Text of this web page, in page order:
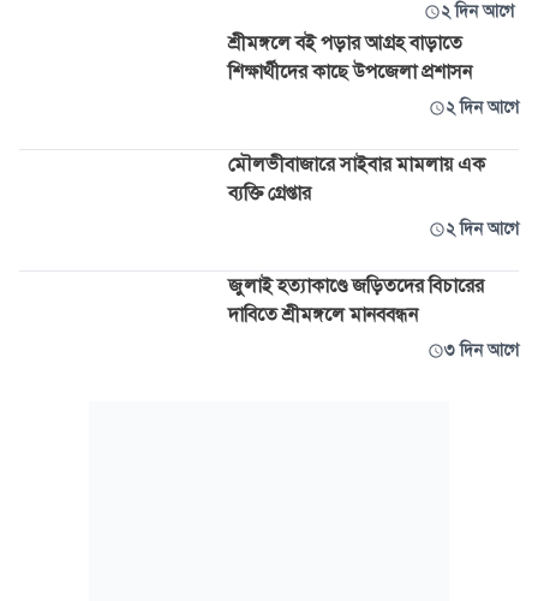
২ দিন আগে
শ্রীমঙ্গলে বই পড়ার আগ্রহ বাড়াতে
শিক্ষার্থীদের কাছে উপজেলা প্রশাসন
২ দিন আগে
মৌলভীবাজারে সাইবার মামলায় এক
ব্যক্তি গ্রেপ্তার
২ দিন আগে
জুলাই হত্যাকাণ্ডে জড়িতদের বিচারের
দাবিতে শ্রীমঙ্গলে মানববন্ধন
৩ দিন আগে